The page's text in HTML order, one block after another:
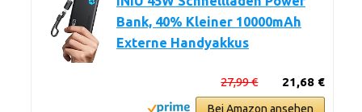
Bank, 40% Kleiner 10000mAh
Externe Handyakkus
21,68 €
27,99 €
Bei Amazon ansehen